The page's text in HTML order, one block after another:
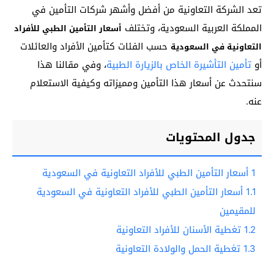
تعد الشركة التعاونية من أفضل وأشهر شركات التأمين في
المملكة العربية السعودية، وتختلف أسعار التأمين الطبي للأفراد
التعاونية في السعودية حسب الفئات كتأمين الأفراد والعائلات
أو تأمين التأشيرة الخاص بالزيارة الطبية، وفي مقالنا هذا
سنتحدث عن أسعار هذا التأمين ومميزاته وكيفية الاستعلام
عنه.
جدول المحتويات
1 أسعار التأمين الطبي للأفراد التعاونية في السعودية
1.1 أسعار التأمين الطبي للأفراد التعاونية في السعودية
للمقيمين
1.2 تغطية الأسنان للأفراد التعاونية
1.3 تغطية الحمل والولادة التعاونية